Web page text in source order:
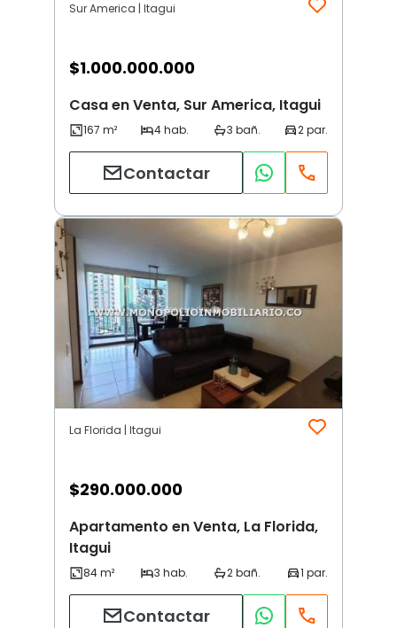
Sur America | Itagui
$1.000.000.000
Casa en Venta, Sur America, Itagui
Contactar
La Florida | Itagui
$290.000.000
Apartamento en Venta, La Florida,
Itagui
Contactar